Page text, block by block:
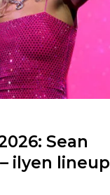
Sean
ilyen lineup